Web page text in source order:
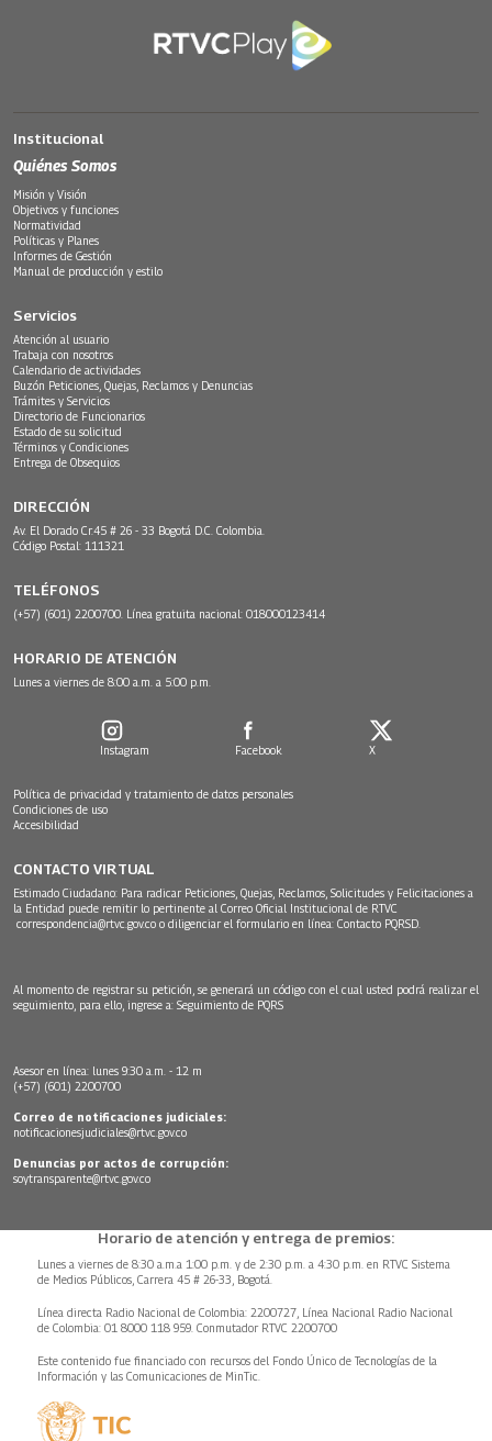
Institucional
Quiénes Somos
Misión y Visión
Objetivos y funciones
Normatividad
Políticas y Planes
Informes de Gestión
Manual de producción y estilo
Servicios
Atención al usuario
Trabaja con nosotros
Calendario de actividades
Buzón Peticiones, Quejas, Reclamos y Denuncias
Trámites y Servicios
Directorio de Funcionarios
Estado de su solicitud
Términos y Condiciones
Entrega de Obsequios
DIRECCIÓN
Av. El Dorado Cr.45 # 26 - 33 Bogotá D.C. Colombia.
Código Postal: 111321
TELÉFONOS
(+57) (601) 2200700. Línea gratuita nacional: 018000123414
HORARIO DE ATENCIÓN
Lunes a viernes de 8:00 a.m. a 5:00 p.m.
Instagram Facebook X
Política de privacidad y tratamiento de datos personales
Condiciones de uso
Accesibilidad
CONTACTO VIRTUAL
Estimado Ciudadano: Para radicar Peticiones, Quejas, Reclamos, Solicitudes y Felicitaciones a
la Entidad puede remitir lo pertinente al Correo Oficial Institucional de RTVC
correspondencia@rtvc.gov.co o diligenciar el formulario en línea: Contacto PQRSD.
Al momento de registrar su petición, se generará un código con el cual usted podrá realizar el
seguimiento, para ello, ingrese a: Seguimiento de PQRS
Asesor en línea: lunes 9:30 a.m. - 12 m
(+57) (601) 2200700
Correo de notificaciones judiciales:
notificacionesjudiciales@rtvc.gov.co
Denuncias por actos de corrupción:
soytransparente@rtvc.gov.co
Horario de atención y entrega de premios:
Lunes a viernes de 8:30 a.m.a 1:00 p.m. y de 2:30 p.m. a 4:30 p.m. en RTVC Sistema
de Medios Públicos, Carrera 45 # 26-33, Bogotá.
Línea directa Radio Nacional de Colombia: 2200727, Línea Nacional Radio Nacional
de Colombia: 01 8000 118 959. Conmutador RTVC 2200700
Este contenido fue financiado con recursos del Fondo Único de Tecnologías de la
Información y las Comunicaciones de MinTic.